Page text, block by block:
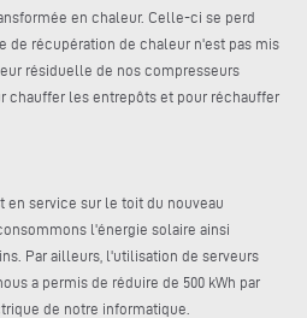
en chaleur. Celle-ci se perd
de récupération de chaleur n'est pas mis
résiduelle de nos compresseurs
chauffer les entrepôts et pour réchauffer
service sur le toit du nouveau
l'énergie solaire ainsi
Par ailleurs, l'utilisation de serveurs
a permis de réduire de 500 kWh par
de notre informatique.